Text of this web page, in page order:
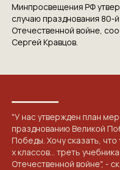
Минпросвещения РФ
случаю празднования 80-
Отечественной войне,
Сергей Кравцов.
"У нас утвержден план
празднованию Великой
Победы. Хочу сказать, что
х классов… треть
Отечественной войне", -